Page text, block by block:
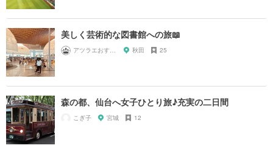
美しく芸術的な図書館への旅📖
アツラエおすすめ旅プラン！ 秋田 25
森の都、仙台へ女子ひとり旅♪充実の二日間
こぎ子 宮城 12